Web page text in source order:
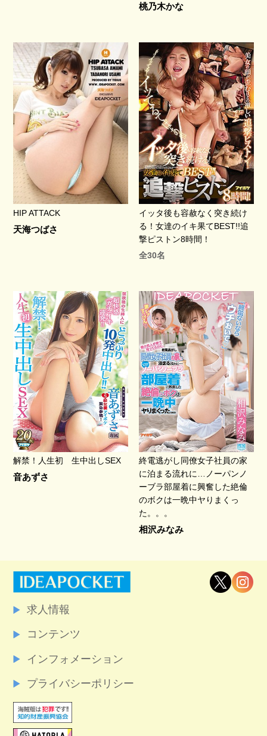
桃乃木かな
HIP ATTACK
天海つばさ
イッタ後も容赦なく突き続け
る！女達のイキ果てBEST!!追
撃ピストン8時間！
全30名
解禁！人生初 生中出しSEX
音あずさ
終電逃がし同僚女子社員の家
に泊まる流れに…ノーパンノ
ーブラ部屋着に興奮した絶倫
のボクは一晩中ヤりまくっ
た。。。
相沢みなみ
求人情報
コンテンツ
インフォメーション
プライバシーポリシー